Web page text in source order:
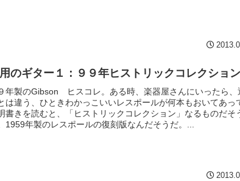
のギター１：９９年ヒストリックコレクション
年製のGibson ヒスコレ。ある時、楽器屋さんにいったら、
は違う、ひときわかっこいいレスポールが何本もおいてあっ
書きを読むと、「ヒストリックコレクション」なるものだそ
1959年製のレスポールの復刻版なんだそうだ。...